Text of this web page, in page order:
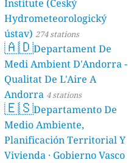
Institute (Český
Hydrometeorologický
ústav) 274 stations
🇦🇩Departament De
Medi Ambient D'Andorra -
Qualitat De L'Aire A
Andorra 4 stations
🇪🇸Departamento De
Medio Ambiente,
Planificación Territorial Y
Vivienda · Gobierno Vasco